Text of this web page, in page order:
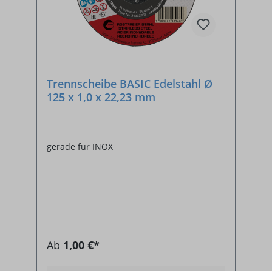
Trennscheibe BASIC Edelstahl Ø
125 x 1,0 x 22,23 mm
gerade für INOX
Ab 1,00 €*